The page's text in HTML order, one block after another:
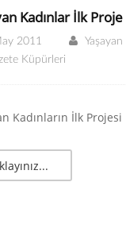
Kadınlar İlk Proje
2011
Küpürleri
Kadınların İlk Projesi